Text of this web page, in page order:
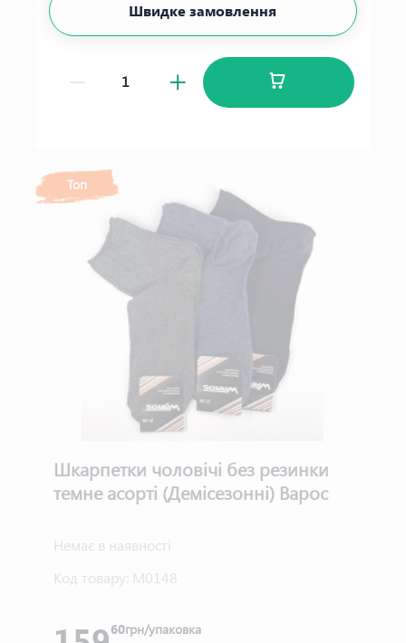
Швидке замовлення
Топ
Шкарпетки чоловічі без резинки
темне асорті (Демісезонні) Варос
Немає в наявності
Код товару: М0148
60грн/упаковка